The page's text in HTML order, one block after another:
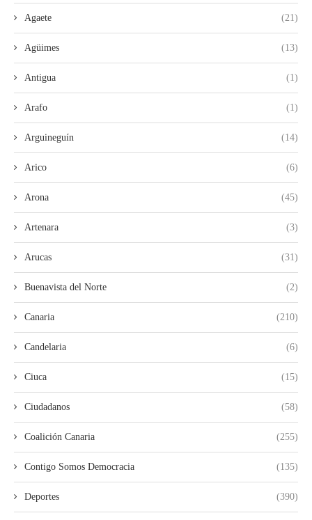
Agaete (21)
Agüimes (13)
Antigua (1)
Arafo (1)
Arguineguín (14)
Arico (6)
Arona (45)
Artenara (3)
Arucas (31)
Buenavista del Norte (2)
Canaria (210)
Candelaria (6)
Ciuca (15)
Ciudadanos (58)
Coalición Canaria (255)
Contigo Somos Democracia (135)
Deportes (390)